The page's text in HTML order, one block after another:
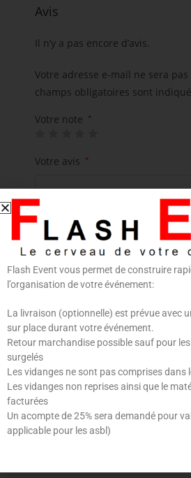
Avis
Il n’y a pas encore d’avis.
Votre adresse e-mail ne sera
champs obligatoires sont
Votre note *
Votre avis *
Enregistrer mon nom, mon e-
le navigateur pour mon prochain
Flash Event vous permet de construire
l’organisation de votre événement:
La livraison (optionnelle) est prévue avec
sur place durant votre événement.
Retour marchandise possible sauf pour
surgelés
Les vidanges ne sont pas comprises dans
Les vidanges non reprises ainsi que le
facturées
Un acompte de 25% sera demandé pour
applicable pour les asbl)